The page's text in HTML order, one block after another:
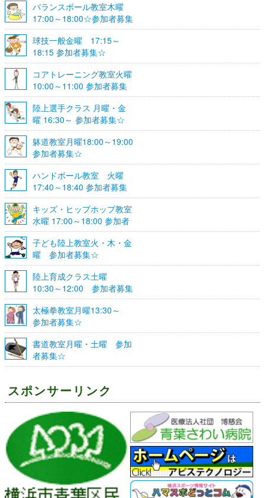
バランスボール教室木曜
17:00～18:00☆参加者募集
☆
球技一般金曜 17:15～
18:15 参加者募集☆
コアトレーニング教室火曜
10:00～11:00 参加者募集
陸上選手クラス 月曜・金
曜 16:30～ 参加者募集☆
躰道教室月曜18:00～19:00
参加者募集☆
ハンドボール教室 火曜
17:40～18:40 参加者募集
☆
キッズ・ヒップホップ教室
水曜 17:00～18:00 参加者
募集☆
子ども陸上教室火・木・金
曜 参加者募集☆
陸上育成クラス土曜
10:30～12:00 参加者募集
☆
太極拳教室月曜13:30～
参加者募集☆
書道教室月曜・土曜 参加
者募集☆
スポンサーリンク